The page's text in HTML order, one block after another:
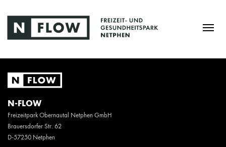
N-FLOW
Freizeitpark Obernautal Netphen GmbH
Brauersdorfer Str. 62
D-57250 Netphen